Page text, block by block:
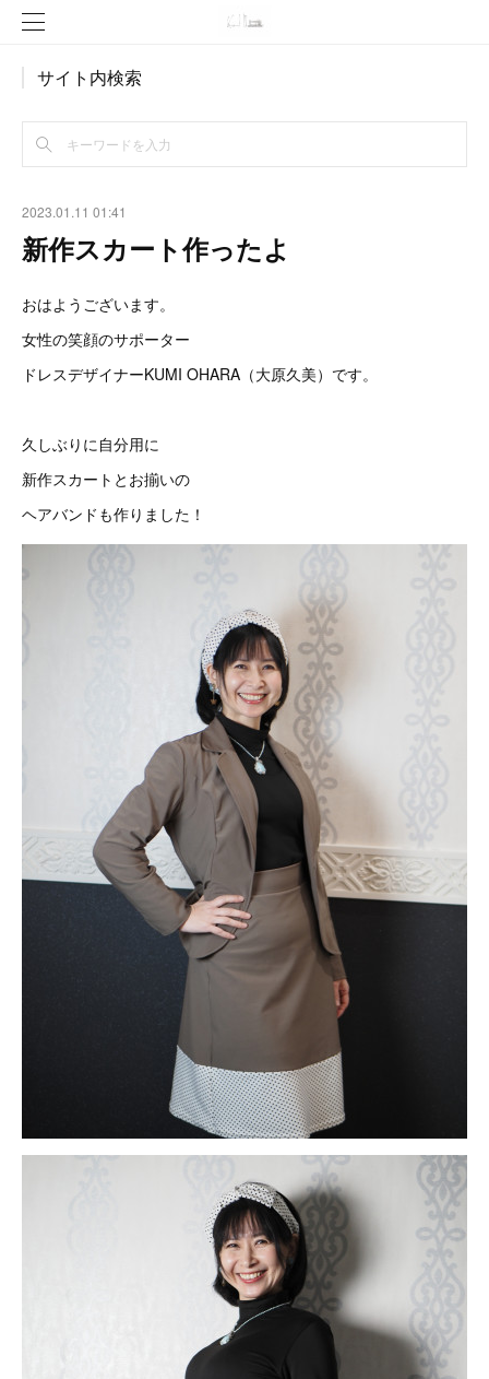
サイト内検索
2023.01.11 01:41
新作スカート作ったよ
おはようございます。
女性の笑顔のサポーター
ドレスデザイナーKUMI OHARA（大原久美）です。
久しぶりに自分用に
新作スカートとお揃いの
ヘアバンドも作りました！